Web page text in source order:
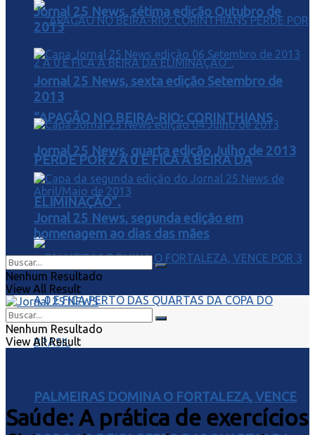
“APAGÃO NO BEIRA-RIO: CORINTHIANS
PERDE POR 2 A 0 E FICA À BEIRA DA
ELIMINAÇÃO”.
PALMEIRAS DOMINA O FORTALEZA, VENCE
Jornal 25 News, sétima edição Outubro de
2013
Jornal 25 News, sexta edição Setembro de
2013
Jornal 25 News, quarta edição Julho de 2013
Jornal 25 News, segunda edição em
homenagem ao dias das mães
Nenhum Resultado
View All Result
Nenhum Resultado
View All Result
Saúde: A prática de exercícios